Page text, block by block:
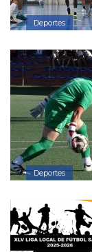
Deportes
Deportes